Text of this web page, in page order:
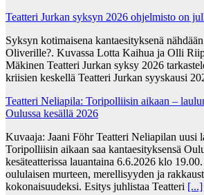
Teatteri Jurkan syksyn 2026 ohjelmisto on
Syksyn kotimaisena kantaesityksenä
Oliverille?. Kuvassa Lotta Kaihua ja Olli
Mäkinen Teatteri Jurkan syksy 2026
kriisien keskellä Teatteri Jurkan syyskausi
Teatteri Neliapila: Toripolliisin aikaan –
Oulussa kesällä 2026
Kuvaaja: Jaani Föhr Teatteri Neliapilan uusi
Toripolliisin aikaan saa kantaesityksensä
kesäteatterissa lauantaina 6.6.2026 klo
oululaisen murteen, merellisyyden ja
kokonaisuudeksi. Esitys juhlistaa Teatteri [...]